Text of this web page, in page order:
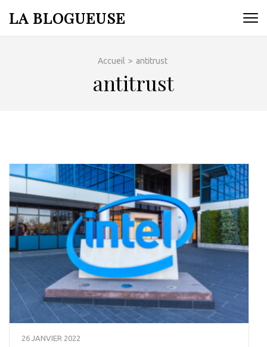
auLA BLOGUEUSE
Accueil > antitrust
antitrust
26 JANVIER 2022